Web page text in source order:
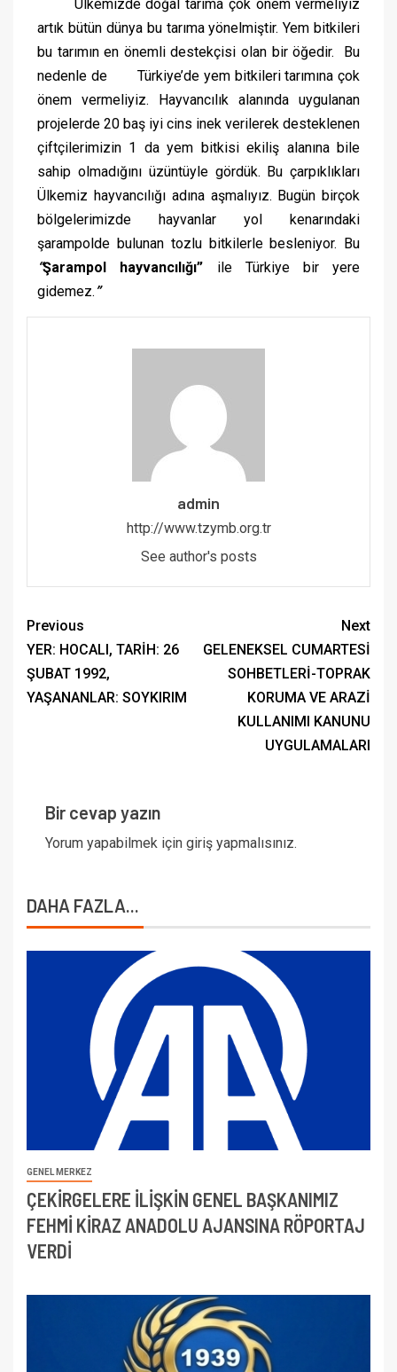
Ülkemizde doğal tarıma çok önem vermeliyiz
artık bütün dünya bu tarıma yönelmiştir. Yem bitkileri
bu tarımın en önemli destekçisi olan bir öğedir.
Bu
nedenle de
Türkiye’de yem bitkileri tarımına çok
önem vermeliyiz. Hayvancılık alanında uygulanan
projelerde 20 baş iyi cins inek verilerek desteklenen
çiftçilerimizin 1 da yem bitkisi ekiliş alanına bile
sahip olmadığını üzüntüyle gördük. Bu çarpıklıkları
Ülkemiz hayvancılığı adına aşmalıyız. Bugün birçok
bölgelerimizde hayvanlar yol kenarındaki
şarampolde bulunan tozlu bitkilerle besleniyor. Bu
“Şarampol hayvancılığı” ile Türkiye bir yere
gidemez. ”
admin
http://www.tzymb.org.tr
See author's posts
Previous
YER: HOCALI, TARİH: 26
ŞUBAT 1992,
YAŞANANLAR: SOYKIRIM
Next
GELENEKSEL CUMARTESİ
SOHBETLERİ-TOPRAK
KORUMA VE ARAZİ
KULLANIMI KANUNU
UYGULAMALARI
Bir cevap yazın
Yorum yapabilmek için giriş yapmalısınız.
DAHA FAZLA...
GENEL MERKEZ
ÇEKİRGELERE İLİŞKİN GENEL BAŞKANIMIZ
FEHMİ KİRAZ ANADOLU AJANSINA RÖPORTAJ
VERDİ